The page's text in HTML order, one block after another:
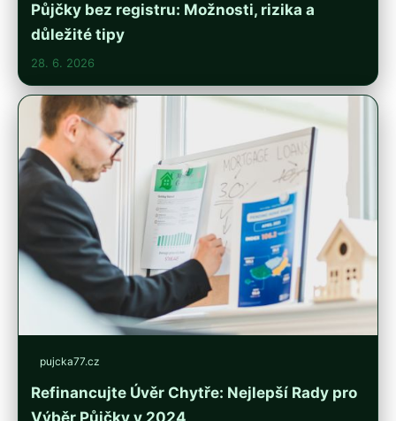
Půjčky bez registru: Možnosti, rizika a
důležité tipy
28. 6. 2026
pujcka77.cz
Refinancujte Úvěr Chytře: Nejlepší Rady pro
Výběr Půjčky v 2024